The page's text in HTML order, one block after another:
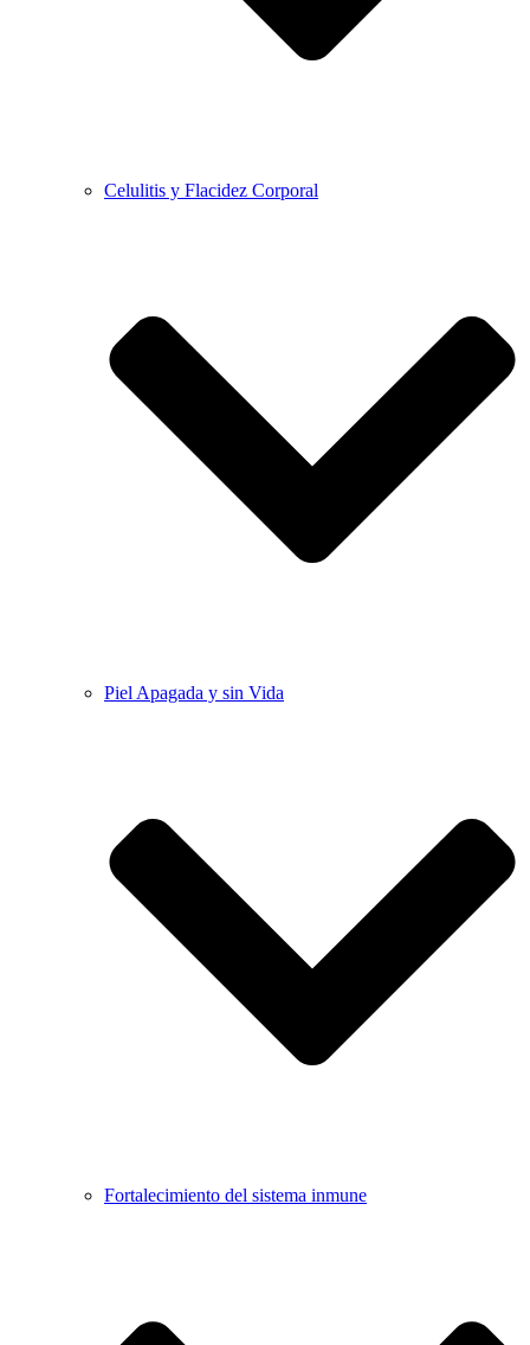
Celulitis y Flacidez Corporal
Piel Apagada y sin Vida
Fortalecimiento del sistema inmune